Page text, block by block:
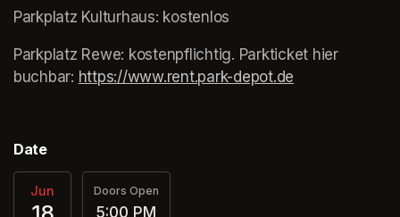
Parkplatz Kulturhaus: kostenlos
Parkplatz Rewe: kostenpflichtig. Parkticket hier
buchbar: https://www.rent.park-depot.de
Date
Jun Doors Open
5:00 PM